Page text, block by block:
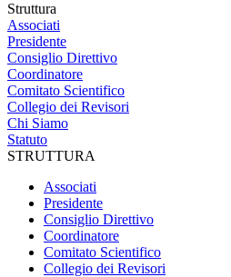
Struttura
Associati
Presidente
Consiglio Direttivo
Coordinatore
Comitato Scientifico
Collegio dei Revisori
Chi Siamo
Statuto
STRUTTURA
Associati
Presidente
Consiglio Direttivo
Coordinatore
Comitato Scientifico
Collegio dei Revisori